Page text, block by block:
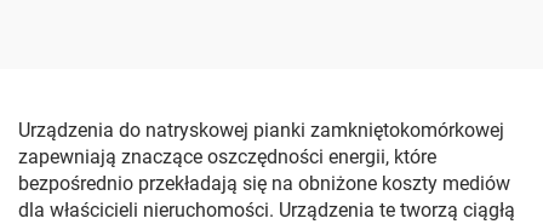
Urządzenia do natryskowej pianki zamkniętokomórkowej
zapewniają znaczące oszczędności energii, które
bezpośrednio przekładają się na obniżone koszty mediów
dla właścicieli nieruchomości. Urządzenia te tworzą ciągłą